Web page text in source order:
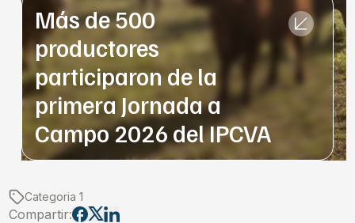
Más de 500
productores
participaron de la
primera Jornada a
Campo 2026 del IPCVA
Categoria 1
Compartir: